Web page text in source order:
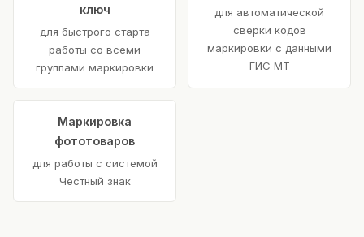
ключ
для быстрого старта
работы со всеми
группами маркировки
для автоматической
сверки кодов
маркировки с данными
ГИС МТ
Маркировка
фототоваров
для работы с системой
Честный знак